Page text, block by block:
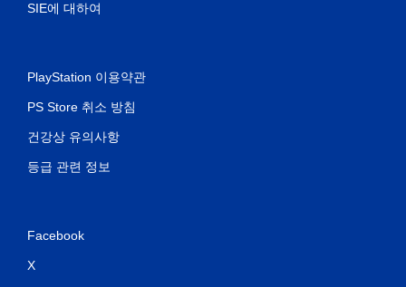
SIE에 대하여
PlayStation 이용약관
PS Store 취소 방침
건강상 유의사항
등급 관련 정보
Facebook
X